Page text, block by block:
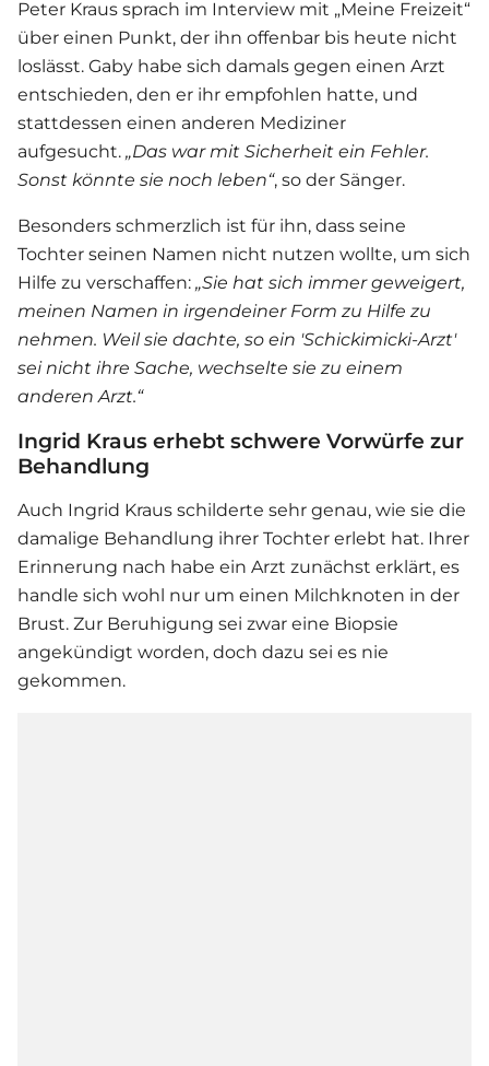
Peter Kraus sprach im Interview mit „Meine Freizeit“
über einen Punkt, der ihn offenbar bis heute nicht
loslässt. Gaby habe sich damals gegen einen Arzt
entschieden, den er ihr empfohlen hatte, und
stattdessen einen anderen Mediziner
aufgesucht. „Das war mit Sicherheit ein Fehler.
Sonst könnte sie noch leben“, so der Sänger.
Besonders schmerzlich ist für ihn, dass seine
Tochter seinen Namen nicht nutzen wollte, um sich
Hilfe zu verschaffen: „Sie hat sich immer geweigert,
meinen Namen in irgendeiner Form zu Hilfe zu
nehmen. Weil sie dachte, so ein 'Schickimicki-Arzt'
sei nicht ihre Sache, wechselte sie zu einem
anderen Arzt.“
Ingrid Kraus erhebt schwere Vorwürfe zur
Behandlung
Auch Ingrid Kraus schilderte sehr genau, wie sie die
damalige Behandlung ihrer Tochter erlebt hat. Ihrer
Erinnerung nach habe ein Arzt zunächst erklärt, es
handle sich wohl nur um einen Milchknoten in der
Brust. Zur Beruhigung sei zwar eine Biopsie
angekündigt worden, doch dazu sei es nie
gekommen.